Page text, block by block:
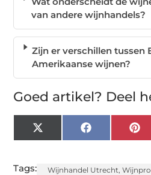
van andere wijnhandels?
Zijn er verschillen tussen
Amerikaanse wijnen?
Goed artikel? Deel
X
(Twitter)
Facebook
Tags: Wijnhandel Utrecht ,